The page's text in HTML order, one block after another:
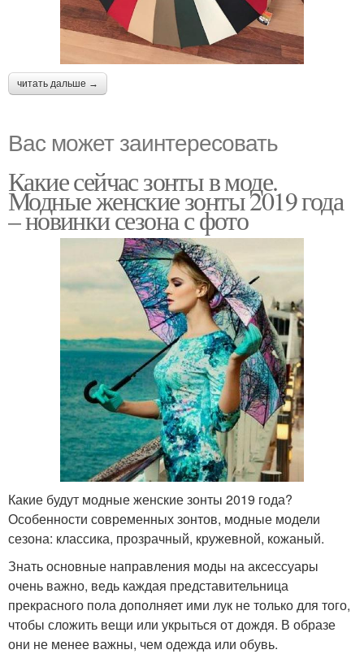
читать дальше →
Вас может заинтересовать
Какие сейчас зонты в моде.
Модные женские зонты 2019 года
– новинки сезона с фото
Какие будут модные женские зонты 2019 года?
Особенности современных зонтов, модные модели
сезона: классика, прозрачный, кружевной, кожаный.
Знать основные направления моды на аксессуары
очень важно, ведь каждая представительница
прекрасного пола дополняет ими лук не только для того,
чтобы сложить вещи или укрыться от дождя. В образе
они не менее важны, чем одежда или обувь.